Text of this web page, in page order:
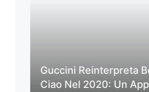
Guccini Reinterpreta
Ciao Nel 2020: Un